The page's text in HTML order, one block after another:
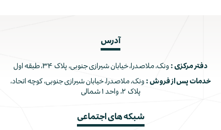
آدرس
دفتر مرکزی : ونک، ملاصدرا، خیابان شیرازی جنوبی، پلاک ۳۴، طبقه اول
خدمات پس از فروش : ونک، ملاصدرا، خیابان شیرازی جنوبی، کوچه اتحاد،
پلاک ۲، واحد ۱ شمالی
شبکه های اجتماعی